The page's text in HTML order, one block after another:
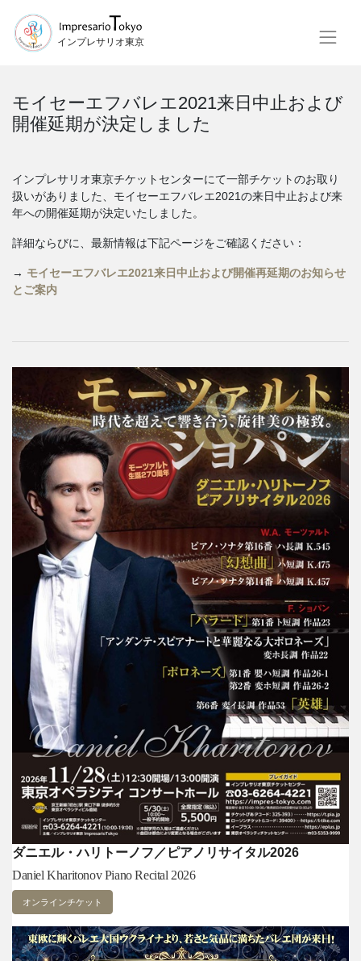
インプレサリオ東京
モイセーエフバレエ2021来日中止および
開催延期が決定しました
インプレサリオ東京チケットセンターにて一部チケットのお取り
扱いがありました、モイセーエフバレエ2021の来日中止および来
年への開催延期が決定いたしました。
詳細ならびに、最新情報は下記ページをご確認ください：
→ モイセーエフバレエ2021来日中止および開催再延期のお知らせ
とご案内
ダニエル・ハリトーノフ／ピアノリサイタル2026
Daniel Kharitonov Piano Recital 2026
オンラインチケット